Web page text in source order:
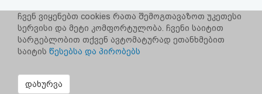
უარყოფა
ჩვენ ვიყენებთ cookies რათა შემოგთავაზოთ უკეთესი
სერვისი და მეტი კომფორტულობა. ჩვენი საიტით
სარგებლობით თქვენ ავტომატურად ეთანხმებით
საიტის წესებსა და პირობებს
დახურვა